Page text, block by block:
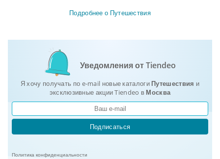
Подробнее о Путешествия
Уведомления от Tiendeo
Я хочу получать по e-mail новые каталоги Путешествия и
эксклюзивные акции Tiendeo в Москва
Подписаться
Политика конфиденциальности